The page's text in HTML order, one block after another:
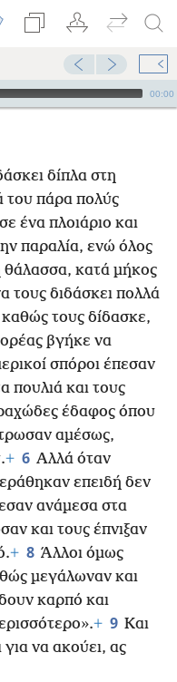
00:00
δίπλα στη
του πάρα πολύς
ένα πλοιάριο και
παραλία, ενώ όλος
θάλασσα, κατά μήκος
τους διδάσκει πολλά
καθώς τους δίδασκε,
βγήκε να
σπόροι έπεσαν
πουλιά και τους
έδαφος όπου
αμέσως,
+ 6 Αλλά όταν
επειδή δεν
ανάμεσα στα
και τους έπνιξαν
+ 8 Άλλοι όμως
μεγάλωναν και
καρπό και
+ 9 Και
να ακούει, ας